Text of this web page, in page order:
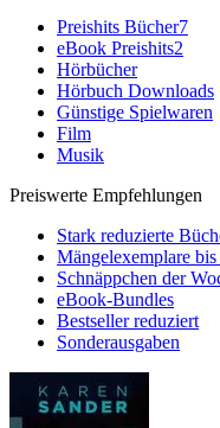
Preishits Bücher7
eBook Preishits2
Hörbücher
Hörbuch Downloads
Günstige Spielwaren
Film
Musik
Preiswerte Empfehlungen
Stark reduzierte
Mängelexemplare
Schnäppchen der
eBook-Bundles
Bestseller reduziert
Sonderausgaben